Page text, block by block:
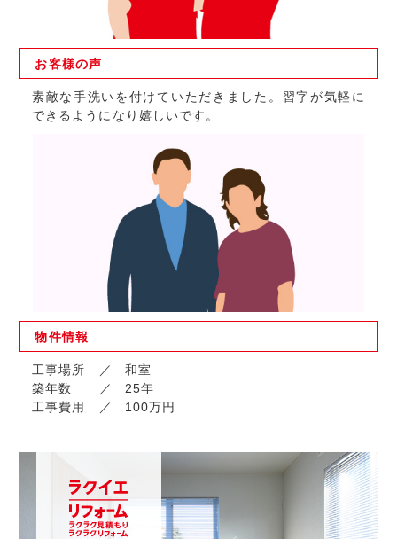
お客様の声
素敵な手洗いを付けていただきました。習字が気軽に
できるようになり嬉しいです。
物件情報
工事場所
和室
築年数
25年
工事費用
100万円